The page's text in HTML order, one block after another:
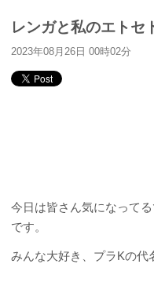
レンガと私のエトセ
2023年08月26日 00時02分
今日は皆さん気になって
です。
みんな大好き、プラKの代